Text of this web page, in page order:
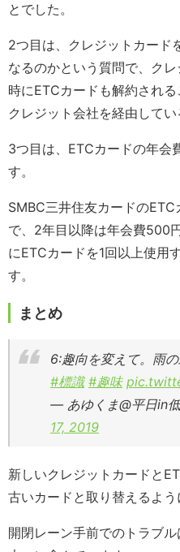
とでした。
2つ目は、クレジットカード
なるのかという質問で、ク
時にETCカードも解約され
クレジット会社を経由してい
3つ目は、ETCカードの年会
す。
SMBC三井住友カードの
で、2年目以降は年会費500
にETCカードを1回以上使用
す。
まとめ
6:趣向を変えて。雨の
#標識 #趣味
— あゆくま@平日in
17, 2019
新しいクレジットカードと
古いカードと取り替えるよう
開閉レーン手前でのトラブ